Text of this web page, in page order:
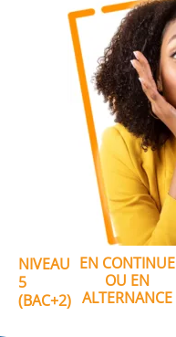
NIVEAU
5
(BAC+2)
EN CONTINUE
OU EN
ALTERNANCE